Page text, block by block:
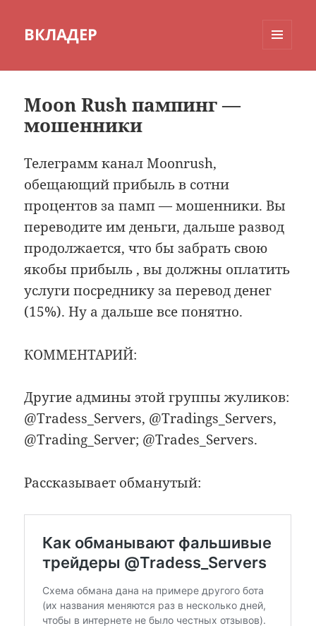
ВКЛАДЕР
Moon Rush пампинг —
мошенники
Телеграмм канал Moonrush,
обещающий прибыль в сотни
процентов за памп — мошенники. Вы
переводите им деньги, дальше развод
продолжается, что бы забрать свою
якобы прибыль , вы должны оплатить
услуги посреднику за перевод денег
(15%). Ну а дальше все понятно.
КОММЕНТАРИЙ:
Другие админы этой группы жуликов:
@Tradess_Servers, @Tradings_Servers,
@Trading_Server; @Trades_Servers.
Рассказывает обманутый: